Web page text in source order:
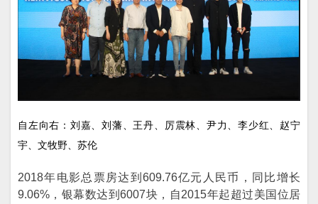
自左向右：刘嘉、刘藩、王丹、厉震林、尹力、李少红、赵宁
宇、文牧野、苏伦
2018年电影总票房达到609.76亿元人民币，同比增长
9.06%，银幕数达到6007块，自2015年起超过美国位居